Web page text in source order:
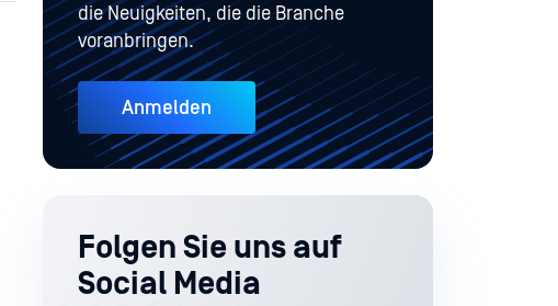
die Neuigkeiten, die die Branche
voranbringen.
Anmelden
Folgen Sie uns auf
Social Media